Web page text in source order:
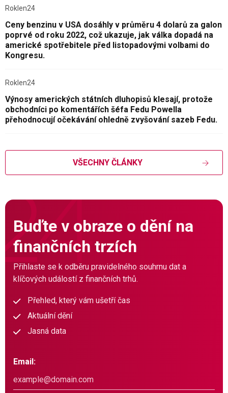
Roklen24
Ceny benzinu v USA dosáhly v průměru 4 dolarů za galon
poprvé od roku 2022, což ukazuje, jak válka dopadá na
americké spotřebitele před listopadovými volbami do
Kongresu.
Roklen24
Výnosy amerických státních dluhopisů klesají, protože
obchodníci po komentářích šéfa Fedu Powella
přehodnocují očekávání ohledně zvyšování sazeb Fedu.
VŠECHNY ČLÁNKY
Buďte v obraze o dění na
finančních trzích
Přihlaste se k odběru pravidelného souhrnu dat a
klíčových událostí z finančních trhů.
Přehled, který vám ušetří čas
Aktuální dění
Jasná data
Email: